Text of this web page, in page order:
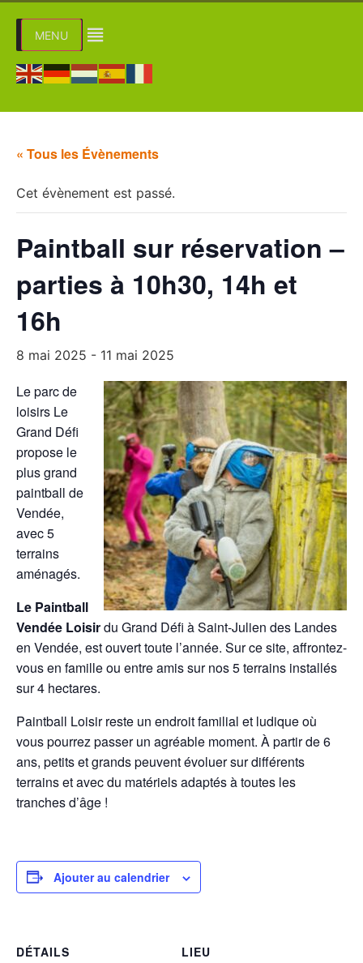
MENU
« Tous les Évènements
Cet évènement est passé.
Paintball sur réservation –
parties à 10h30, 14h et
16h
8 mai 2025 - 11 mai 2025
Le parc de
loisirs Le
Grand Défi
propose le
plus grand
paintball de
Vendée,
avec 5
terrains
aménagés.
Le Paintball
Vendée Loisirdu Grand Défi à Saint-Julien des Landes
en Vendée, est ouvert toute l’année. Sur ce site, affrontez-
vous en famille ou entre amis sur nos 5 terrains installés
sur 4 hectares.
Paintball Loisir reste un endroit familial et ludique où
vous pourrez passer un agréable moment. À partir de 6
ans, petits et grands peuvent évoluer sur différents
terrains et avec du matériels adaptés à toutes les
tranches d’âge !
Ajouter au calendrier
DÉTAILS
LIEU